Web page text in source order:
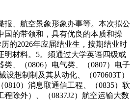
、航空景象形象办事等。本次拟公
国的带领和，具有优良的本质和操
的2026年应届结业生，按期结业时
材料。5。须通过大学英语四级或
、（0806）电气类、（0807）电子
想制制及其从动化、（070603T）
）消息取通信工程、（0835）软
除外）、（0837J2）航空运输大数